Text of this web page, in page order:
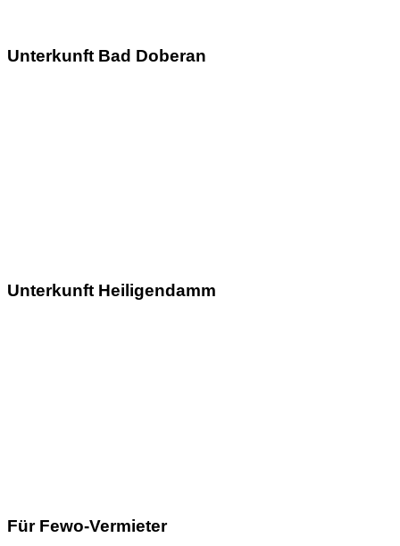
Unterkunft Bad Doberan
Unterkunft Heiligendamm
Für Fewo-Vermieter